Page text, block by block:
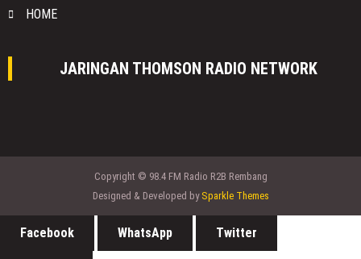
HOME
JARINGAN THOMSON RADIO NETWORK
Copyright © 98.4 FM Radio R2B Rembang
Designed & Developed by Sparkle Themes
Facebook WhatsApp Twitter